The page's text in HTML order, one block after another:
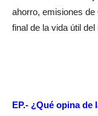
ahorro, emisiones
final de la vida útil
EP.- ¿Qué opina